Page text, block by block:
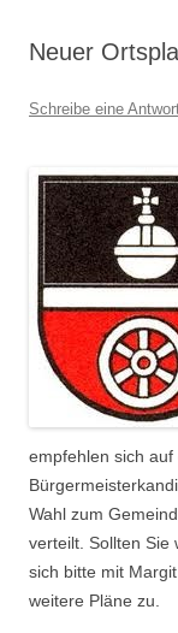
Neuer
Schreibe eine
empfehlen sich
Wahl zum
verteilt. Sollten Sie
sich bitte mit
weitere Pläne zu.